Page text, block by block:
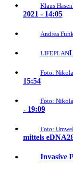
Klaus
2021 - 14:05
Andrea Funk
LIFEPLAN
Foto:
15:54
Foto:
- 19:09
Foto:
mittels eDNA
Invasive